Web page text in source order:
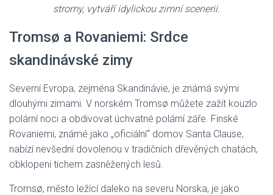
stromy, vytváří idylickou zimní scenerii.
Tromsø a Rovaniemi: Srdce
skandinávské zimy
Severní Evropa, zejména Skandinávie, je známá svými
dlouhými zimami. V norském Tromsø můžete zažít kouzlo
polární noci a obdivovat úchvatné polární záře. Finské
Rovaniemi, známé jako „oficiální“ domov Santa Clause,
nabízí nevšední dovolenou v tradičních dřevěných chatách,
obklopeni tichem zasněžených lesů.
Tromsø, město ležící daleko na severu Norska, je jako